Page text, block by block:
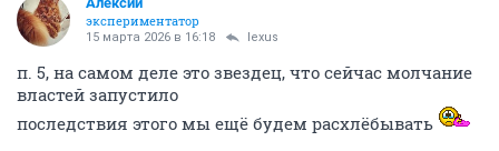
экспериментатор
15 марта 2026 в 16:18 lexus
п. 5, на самом деле это звездец, что сейчас молчание
властей запустило
последствия этого мы ещё будем расхлёбывать